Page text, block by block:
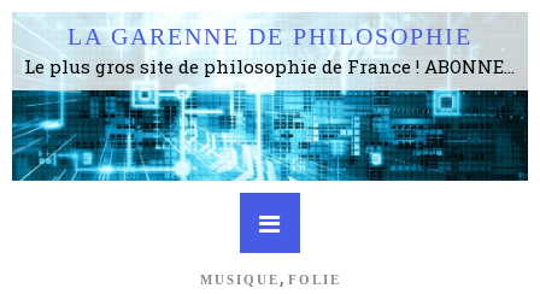
LA GARENNE DE PHILOSOPHIE
Le plus gros site de philosophie de France ! ABONNEZ-VOUS ! 4115 Articles, 1634 abonné·e·s, depuis 2006 . . . . . . . . 2 852 214 pages vues jusqu'à présent. Prestance et être apte à un plus grand nombre de choses.
MUSIQUE , FOLIE